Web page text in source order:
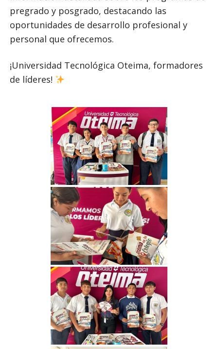
pregrado y posgrado, destacando las
oportunidades de desarrollo profesional y
personal que ofrecemos.
¡Universidad Tecnológica Oteima, formadores
de líderes!